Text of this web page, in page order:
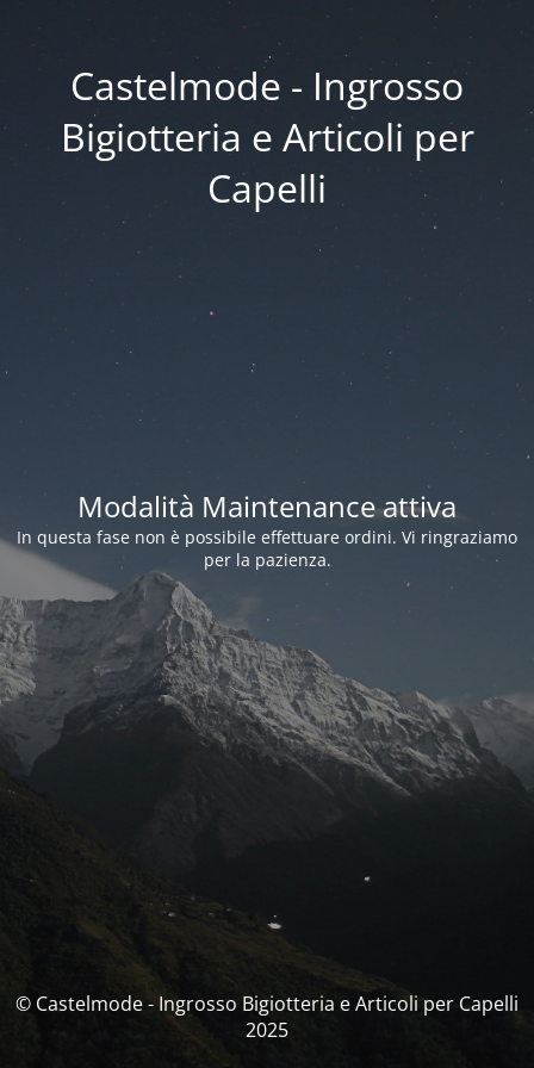
Castelmode - Ingrosso
Bigiotteria e Articoli per
Capelli
Modalità Maintenance attiva
In questa fase non è possibile effettuare ordini. Vi ringraziamo
per la pazienza.
© Castelmode - Ingrosso Bigiotteria e Articoli per Capelli
2025